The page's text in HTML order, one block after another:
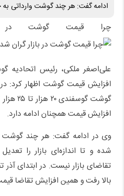
ادامه گفت: هر چند گوشت وارداتی به
چرا قیمت گوشت در
علی‌اصغر ملکی، رئیس اتحادیه
افزایش قیمت گوشت اظهار کرد:
گوشت
افزایش قیمت همچنان ادامه دارد.
وی در ادامه گفت: هر چند گوشت
شده و تا اندازه‌ای بازار را
تقاضای بازار نیست. در ابتدای
بالا رفت و همین افزایش تقاضا